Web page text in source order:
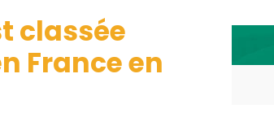
classée
France en